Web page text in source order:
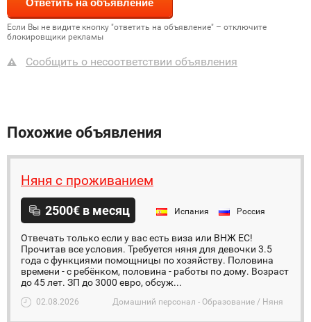
Если Вы не видите кнопку "ответить на объявление" – отключите
блокировщики рекламы
Сообщить о несоответствии объявления
Похожие объявления
Няня с проживанием
2500€ в месяц Испания Россия
Отвечать только если у вас есть виза или ВНЖ ЕС!
Прочитав все условия. Требуется няня для девочки 3.5
года с функциями помощницы по хозяйству. Половина
времени - с ребёнком, половина - работы по дому. Возраст
до 45 лет. ЗП до 3000 евро, обсуж...
02.08.2026 Домашний персонал - Образование / Няня